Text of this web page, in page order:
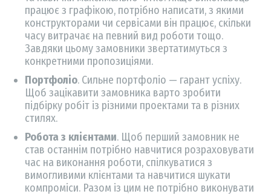
працює з графікою, потрібно написати, з якими
конструкторами чи сервісами він працює, скільки
часу витрачає на певний вид роботи тощо.
Завдяки цьому замовники звертатимуться з
конкретними пропозиціями.
Портфоліо. Сильне портфоліо — гарант успіху.
Щоб зацікавити замовника варто зробити
підбірку робіт із різними проектами та в різних
стилях.
Робота з клієнтами. Щоб перший замовник не
став останнім потрібно навчитися розраховувати
час на виконання роботи, спілкуватися з
вимогливими клієнтами та навчитися шукати
компроміси. Разом із цим не потрібно виконувати